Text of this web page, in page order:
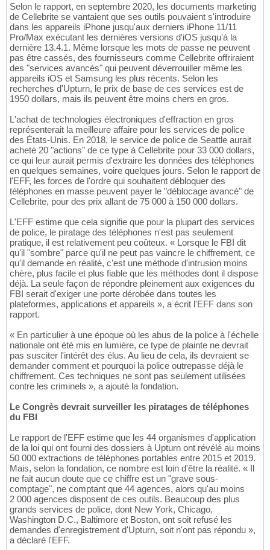
Selon le rapport, en septembre 2020, les documents marketing
de Cellebrite se vantaient que ses outils pouvaient s'introduire
dans les appareils iPhone jusqu'aux derniers iPhone 11/11
Pro/Max exécutant les dernières versions d'iOS jusqu'à la
dernière 13.4.1. Même lorsque les mots de passe ne peuvent
pas être cassés, des fournisseurs comme Cellebrite offriraient
des "services avancés" qui peuvent déverrouiller même les
appareils iOS et Samsung les plus récents. Selon les
recherches d'Upturn, le prix de base de ces services est de
1950 dollars, mais ils peuvent être moins chers en gros.
L'achat de technologies électroniques d'effraction en gros
représenterait la meilleure affaire pour les services de police
des États-Unis. En 2018, le service de police de Seattle aurait
acheté 20 "actions" de ce type à Cellebrite pour 33 000 dollars,
ce qui leur aurait permis d'extraire les données des téléphones
en quelques semaines, voire quelques jours. Selon le rapport de
l'EFF, les forces de l'ordre qui souhaitent débloquer des
téléphones en masse peuvent payer le "déblocage avancé" de
Cellebrite, pour des prix allant de 75 000 à 150 000 dollars.
L'EFF estime que cela signifie que pour la plupart des services
de police, le piratage des téléphones n'est pas seulement
pratique, il est relativement peu coûteux. « Lorsque le FBI dit
qu'il "sombre" parce qu'il ne peut pas vaincre le chiffrement, ce
qu'il demande en réalité, c'est une méthode d'intrusion moins
chère, plus facile et plus fiable que les méthodes dont il dispose
déjà. La seule façon de répondre pleinement aux exigences du
FBI serait d'exiger une porte dérobée dans toutes les
plateformes, applications et appareils », a écrit l'EFF dans son
rapport.
« En particulier à une époque où les abus de la police à l'échelle
nationale ont été mis en lumière, ce type de plainte ne devrait
pas susciter l'intérêt des élus. Au lieu de cela, ils devraient se
demander comment et pourquoi la police outrepasse déjà le
chiffrement. Ces techniques ne sont pas seulement utilisées
contre les criminels », a ajouté la fondation.
Le Congrès devrait surveiller les piratages de téléphones
du FBI
Le rapport de l'EFF estime que les 44 organismes d'application
de la loi qui ont fourni des dossiers à Upturn ont révélé au moins
50 000 extractions de téléphones portables entre 2015 et 2019.
Mais, selon la fondation, ce nombre est loin d'être la réalité. « Il
ne fait aucun doute que ce chiffre est un "grave sous-
comptage", ne comptant que 44 agences, alors qu'au moins
2 000 agences disposent de ces outils. Beaucoup des plus
grands services de police, dont New York, Chicago,
Washington D.C., Baltimore et Boston, ont soit refusé les
demandes d'enregistrement d'Upturn, soit n'ont pas répondu »,
a déclaré l'EFF.